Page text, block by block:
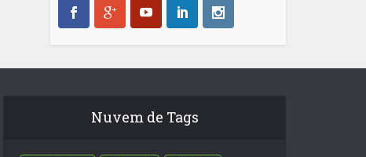
Nuvem de Tags